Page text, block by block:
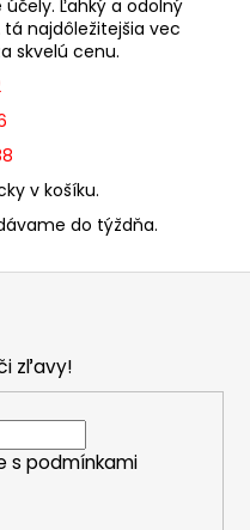
Ľahký a odolný
najdôležitejšia vec
skvelú cenu.
v košíku.
do týždňa.
zľavy!
s podmínkami